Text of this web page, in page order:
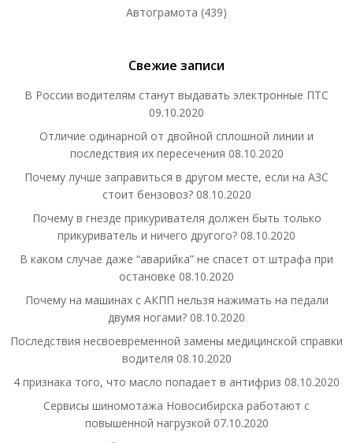
Автограмота (439)
Свежие записи
В России водителям станут выдавать электронные ПТС
09.10.2020
Отличие одинарной от двойной сплошной линии и
последствия их пересечения 08.10.2020
Почему лучше заправиться в другом месте, если на АЗС
стоит бензовоз? 08.10.2020
Почему в гнезде прикуривателя должен быть только
прикуриватель и ничего другого? 08.10.2020
В каком случае даже “аварийка” не спасет от штрафа при
остановке 08.10.2020
Почему на машинах с АКПП нельзя нажимать на педали
двумя ногами? 08.10.2020
Последствия несвоевременной замены медицинской справки
водителя 08.10.2020
4 признака того, что масло попадает в антифриз 08.10.2020
Сервисы шиномотажа Новосибирска работают с
повышенной нагрузкой 07.10.2020